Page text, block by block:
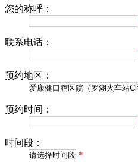
您的称呼：
联系电话：
预约地区：
预约时间：
时间段：
*